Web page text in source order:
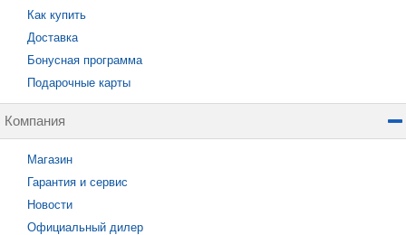
Как купить
Доставка
Бонусная программа
Подарочные карты
Компания
Магазин
Гарантия и сервис
Новости
Официальный дилер